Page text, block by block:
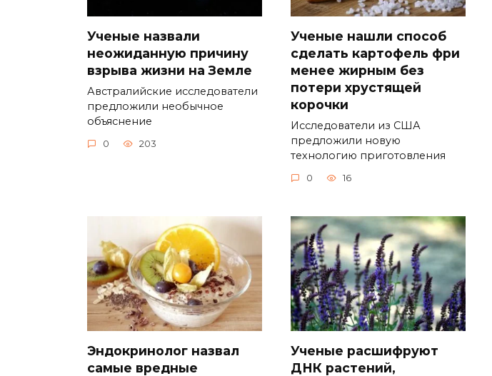
Ученые назвали
неожиданную причину
взрыва жизни на Земле
Австралийские исследователи
предложили необычное
объяснение
0 203
Ученые нашли способ
сделать картофель фри
менее жирным без
потери хрустящей
корочки
Исследователи из США
предложили новую
технологию приготовления
0 16
Эндокринолог назвал
самые вредные
Ученые расшифруют
ДНК растений,